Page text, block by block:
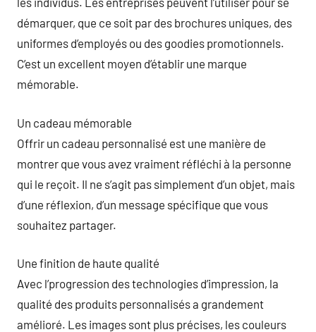
démarquer, que ce soit par des brochures uniques, des
uniformes d’employés ou des goodies promotionnels.
C’est un excellent moyen d’établir une marque
mémorable.
Un cadeau mémorable
Offrir un cadeau personnalisé est une manière de
montrer que vous avez vraiment réfléchi à la personne
qui le reçoit. Il ne s’agit pas simplement d’un objet, mais
d’une réflexion, d’un message spécifique que vous
souhaitez partager.
Une finition de haute qualité
Avec l’progression des technologies d’impression, la
qualité des produits personnalisés a grandement
amélioré. Les images sont plus précises, les couleurs